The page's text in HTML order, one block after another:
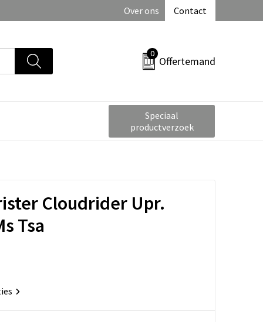
Over ons Contact
0
Offertemand
Speciaal
productverzoek
Cloudrider Upr.
Tsa